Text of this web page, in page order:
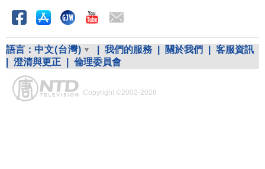
語言： 中文(台灣) 我們的服務 關於我們
客服資訊
澄清與更正 倫理委員會
Copyright ©2002-2026